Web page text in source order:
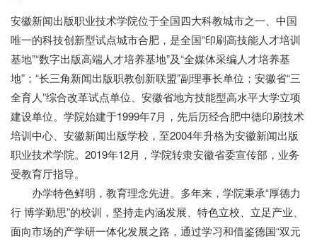
安徽新闻出版职业技术学院位于全国四大科教城市之一、中国
唯一的科技创新型试点城市合肥，是全国“印刷高技能人才培训
基地”“数字出版高端人才培养基地”及“全媒体采编人才培养基
地”；“长三角新闻出版职教创新联盟”副理事长单位；安徽省“三
全育人”综合改革试点单位、安徽省地方技能型高水平大学立项
建设单位。学院始建于1999年7月，先后历经合肥中德印刷技术
培训中心、安徽新闻出版学校，至2004年升格为安徽新闻出版
职业技术学院。2019年12月，学院转隶安徽省委宣传部，业务
受教育厅指导。
办学特色鲜明，教育理念先进。多年来，学院秉承“厚德力
行 博学勤思”的校训，坚持走内涵发展、特色立校、立足产业、
面向市场的产学研一体化发展之路，通过学习和借鉴德国“双元